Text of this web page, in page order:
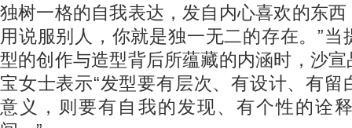
独树一格的自我表达，发自内心喜欢的东
用说服别人，你就是独一无二的存在。”当
型的创作与造型背后所蕴藏的内涵时，沙
宝女士表示“发型要有层次、有设计、有留
意义，则要有自我的发现、有个性的诠